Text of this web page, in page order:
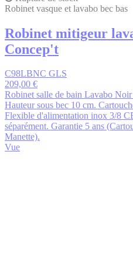
Robinet vasque et lavabo bec bas
Robinet mitigeur
Concep't
C98LBNC GLS
209,00 €
Robinet salle de bain Lavabo
Hauteur sous bec 10 cm.
Flexible d'alimentation inox 3/8
séparément. Garantie 5 ans
Manette).
Vue